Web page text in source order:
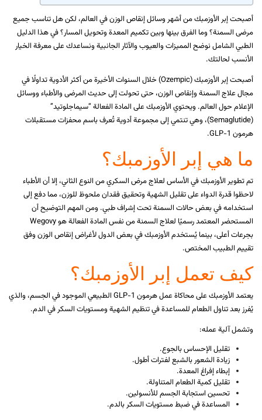
أصبحت إبر الأوزمبك من أشهر وسائل إنقاص الوزن في العالم، لكن هل تناسب جميع
مرضى السمنة؟ وما الفرق بينها وبين تكميم المعدة وتحويل المسار؟ في هذا الدليل
الطبي الشامل نوضح المميزات والعيوب والآثار الجانبية ونساعدك على معرفة الخيار
الأنسب لحالتك.
أصبحت إبر الأوزمبك (Ozempic) خلال السنوات الأخيرة من أكثر الأدوية تداولًا في
مجال علاج السمنة وإنقاص الوزن، حتى تحولت إلى حديث المرضى والأطباء ووسائل
الإعلام حول العالم. ويحتوي الأوزمبك على المادة الفعالة “سيماجلوتيد”
(Semaglutide)، وهي تنتمي إلى مجموعة أدوية تُعرف باسم محفزات مستقبلات
هرمون GLP-1.
ما هي إبر الأوزمبك؟
تم تطوير الأوزمبك في الأساس لعلاج مرض السكري من النوع الثاني، إلا أن الأطباء
لاحظوا قدرة الدواء على تقليل الشهية وتحقيق فقدان ملحوظ للوزن، مما دفع إلى
استخدامه في بعض حالات السمنة تحت إشراف طبي. ومن المهم التوضيح أن
المستحضر المعتمد رسميًا لعلاج السمنة من نفس المادة الفعالة هو Wegovy
بجرعات أعلى، بينما يُستخدم الأوزمبك في بعض الدول لأغراض إنقاص الوزن وفق
تقييم الطبيب المختص.
كيف تعمل إبر الأوزمبك؟
يعتمد الأوزمبك على محاكاة عمل هرمون GLP-1 الطبيعي الموجود في الجسم، والذي
يُفرز بعد تناول الطعام للمساعدة في تنظيم الشهية ومستويات السكر في الدم.
وتشمل آلية عمله:
تقليل الإحساس بالجوع.
زيادة الشعور بالشبع لفترات أطول.
إبطاء إفراغ المعدة.
تقليل كمية الطعام المتناولة.
تحسين استجابة الجسم للأنسولين.
المساعدة في ضبط مستويات السكر بالدم.